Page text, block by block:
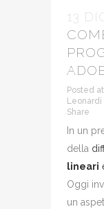
13
Posted
Leonardi
Share
In un
della
lineari
Oggi
un